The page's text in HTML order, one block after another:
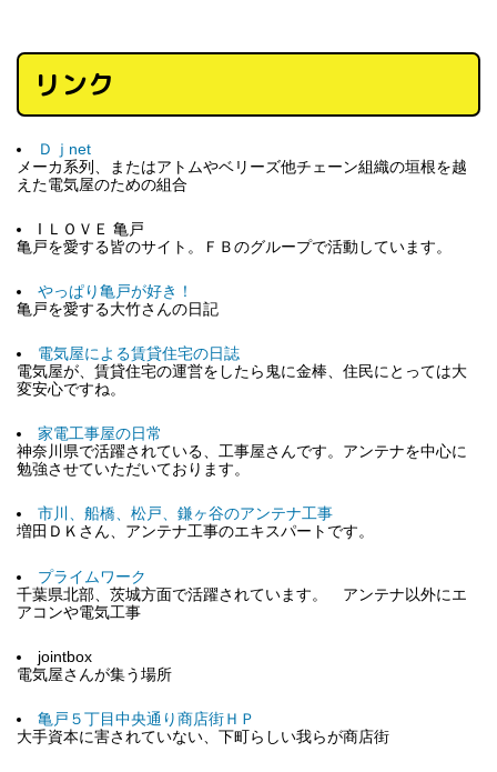
リンク
Ｄｊnet
メーカ系列、またはアトムやベリーズ他チェーン組織の垣根を越
えた電気屋のための組合
I ＬＯＶＥ 亀戸
亀戸を愛する皆のサイト。ＦＢのグループで活動しています。
やっぱり亀戸が好き！
亀戸を愛する大竹さんの日記
電気屋による賃貸住宅の日誌
電気屋が、賃貸住宅の運営をしたら鬼に金棒、住民にとっては大
変安心ですね。
家電工事屋の日常
神奈川県で活躍されている、工事屋さんです。アンテナを中心に
勉強させていただいております。
市川、船橋、松戸、鎌ヶ谷のアンテナ工事
増田ＤＫさん、アンテナ工事のエキスパートです。
プライムワーク
千葉県北部、茨城方面で活躍されています。 アンテナ以外にエ
アコンや電気工事
jointbox
電気屋さんが集う場所
亀戸５丁目中央通り商店街ＨＰ
大手資本に害されていない、下町らしい我らが商店街